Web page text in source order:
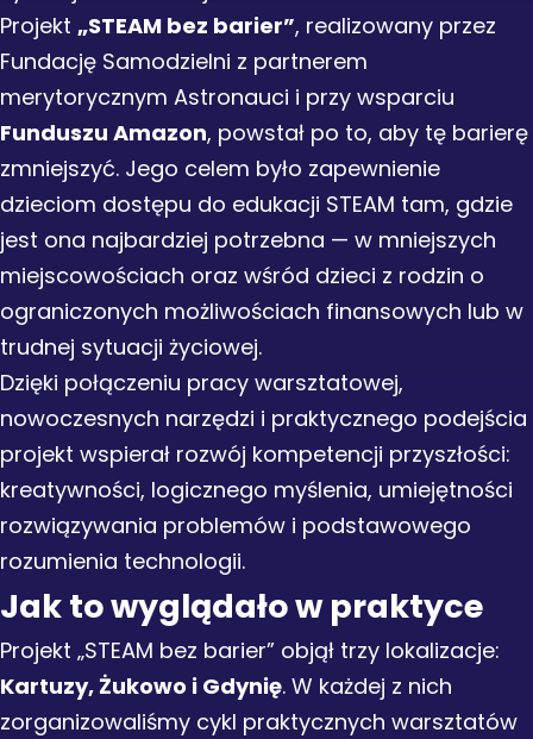
Projekt „STEAM bez barier”, realizowany przez
Fundację Samodzielni z partnerem
merytorycznym Astronauci i przy wsparciu
Funduszu Amazon, powstał po to, aby tę barierę
zmniejszyć. Jego celem było zapewnienie
dzieciom dostępu do edukacji STEAM tam, gdzie
jest ona najbardziej potrzebna — w mniejszych
miejscowościach oraz wśród dzieci z rodzin o
ograniczonych możliwościach finansowych lub w
trudnej sytuacji życiowej.
Dzięki połączeniu pracy warsztatowej,
nowoczesnych narzędzi i praktycznego podejścia
projekt wspierał rozwój kompetencji przyszłości:
kreatywności, logicznego myślenia, umiejętności
rozwiązywania problemów i podstawowego
rozumienia technologii.
Jak to wyglądało w praktyce
Projekt „STEAM bez barier” objął trzy lokalizacje:
Kartuzy, Żukowo i Gdynię. W każdej z nich
zorganizowaliśmy cykl praktycznych warsztatów